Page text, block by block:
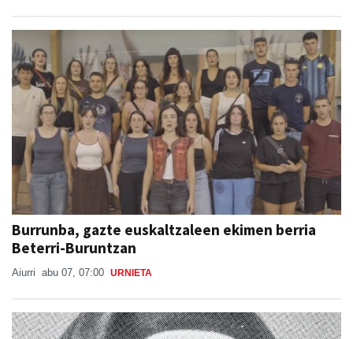
Burrunba, gazte euskaltzaleen ekimen berria
Beterri-Buruntzan
Aiurri abu 07, 07:00 URNIETA